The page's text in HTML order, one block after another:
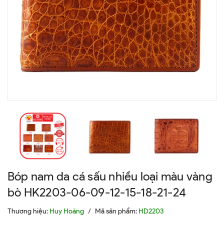
Bóp nam da cá sấu nhiều loại màu vàng
bò HK2203-06-09-12-15-18-21-24
Thương hiệu: Huy Hoàng / Mã sản phẩm: HD2203